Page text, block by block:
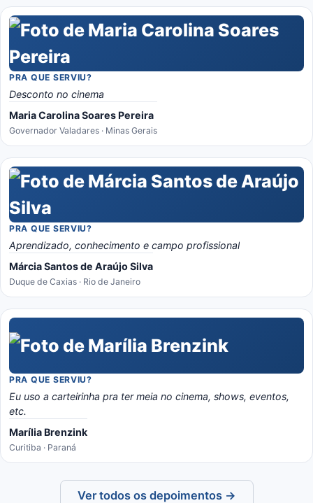
PRA QUE SERVIU?
Desconto no cinema
Maria Carolina Soares Pereira
Governador Valadares · Minas Gerais
PRA QUE SERVIU?
Aprendizado, conhecimento e campo profissional
Márcia Santos de Araújo Silva
Duque de Caxias · Rio de Janeiro
PRA QUE SERVIU?
Eu uso a carteirinha pra ter meia no cinema, shows, eventos,
etc.
Marília Brenzink
Curitiba · Paraná
Ver todos os depoimentos →